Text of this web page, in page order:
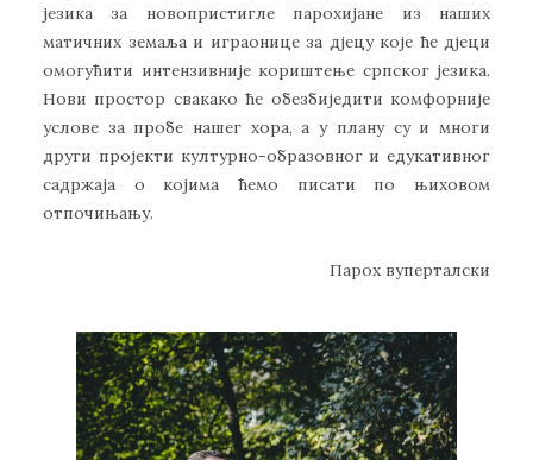
језика за новопристигле парохијане из наших
матичних земаља и играонице за дјецу које ће дјеци
омогућити интензивније кориштење српског језика.
Нови простор свакако ће обезбиједити комфорније
услове за пробе нашег хора, а у плану су и многи
други пројекти културно-образовног и едукативног
садржаја о којима ћемо писати по њиховом
отпочињању.
Парох вуперталски